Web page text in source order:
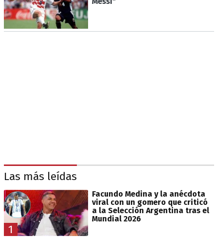
Las más leídas
1
Facundo Medina y la anécdota
viral con un gomero que criticó
a la Selección Argentina tras el
Mundial 2026